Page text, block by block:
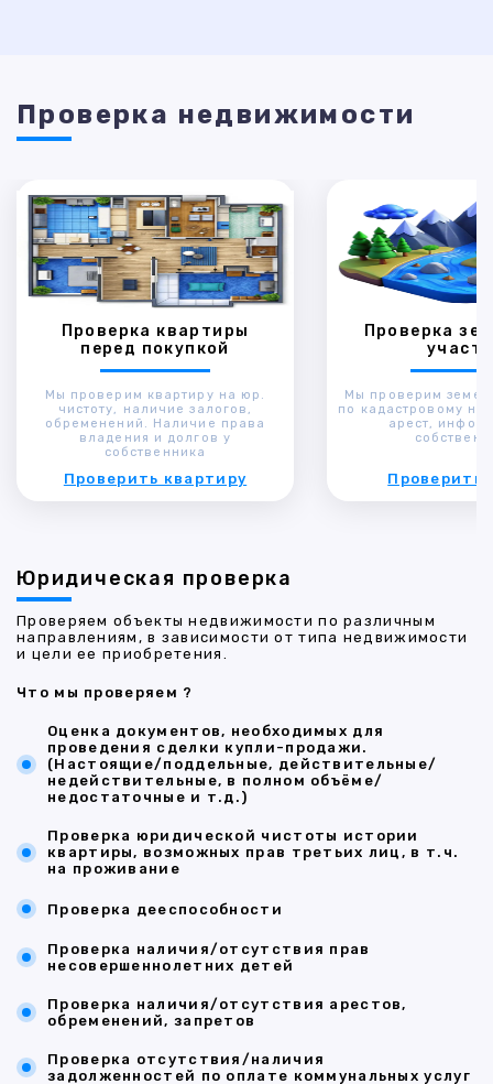
Проверка недвижимости
Проверка квартиры
перед покупкой
Мы проверим квартиру на юр.
чистоту, наличие залогов,
обременений. Наличие права
владения и долгов у
собственника
Проверить квартиру
Проверка
Мы проверим
по кадастровому
арест,
Проверить
Юридическая проверка
Проверяем объекты недвижимости по различным
направлениям, в зависимости от типа недвижимости
и цели ее приобретения.
Что мы проверяем ?
Оценка документов, необходимых для
проведения сделки купли-продажи.
(Настоящие/поддельные, действительные/
недействительные, в полном объёме/
недостаточные и т.д.)
Проверка юридической чистоты истории
квартиры, возможных прав третьих лиц, в т.ч.
на проживание
Проверка дееспособности
Проверка наличия/отсутствия прав
несовершеннолетних детей
Проверка наличия/отсутствия арестов,
обременений, запретов
Проверка отсутствия/наличия
задолженностей по оплате коммунальных услуг